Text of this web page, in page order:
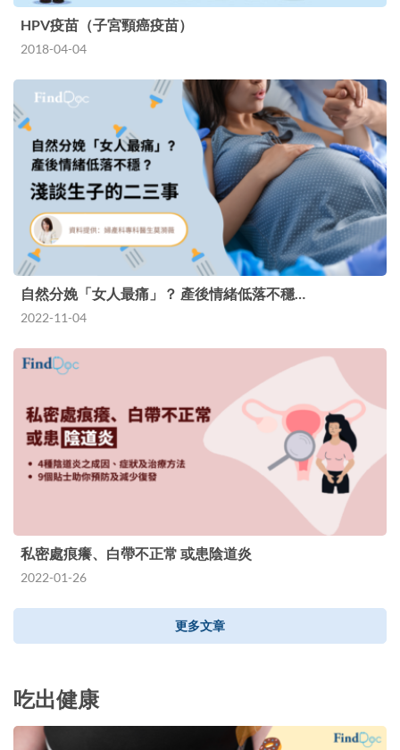
HPV疫苗（子宮頸癌疫苗）
2018-04-04
自然分娩「女人最痛」？ 產後情緒低落不穩…
2022-11-04
私密處痕癢、白帶不正常 或患陰道炎
2022-01-26
更多文章
吃出健康